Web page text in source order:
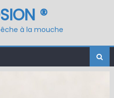
®
à la mouche